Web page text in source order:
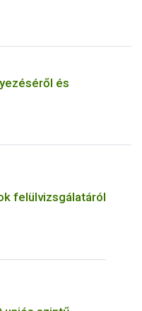
és
felülvizsgálatáról